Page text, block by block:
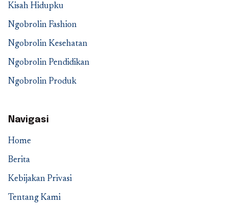
Kisah Hidupku
Ngobrolin Fashion
Ngobrolin Kesehatan
Ngobrolin Pendidikan
Ngobrolin Produk
Navigasi
Home
Berita
Kebijakan Privasi
Tentang Kami